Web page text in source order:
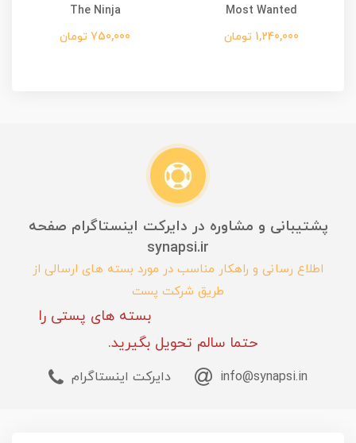
Most Wanted
1,240,000 تومان
The Ninja
750,000 تومان
پشتیبانی و مشاوره در دایرکت اینستاگرام صفحه
synapsi.ir
اطلاع رسانی و راهکار مناسب در مورد بسته های ارسالی از
طریق شرکت پست
بسته های پستی را
حتما سالم تحویل بگیرید.
info@synapsi.in دایرکت اینستاگرام